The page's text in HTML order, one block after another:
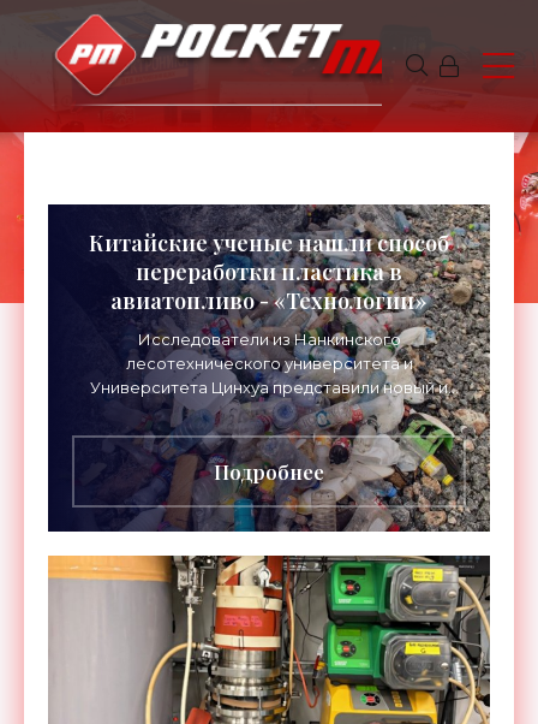
Китайские ученые нашли способ
переработки пластика в
авиатопливо - «Технологии»
Исследователи из Нанкинского
лесотехнического университета и
Университета Цинхуа представили новый и
очень эффективный способ переработки
пластикового мусора в топливо. Что,
потенциально,
Подробнее